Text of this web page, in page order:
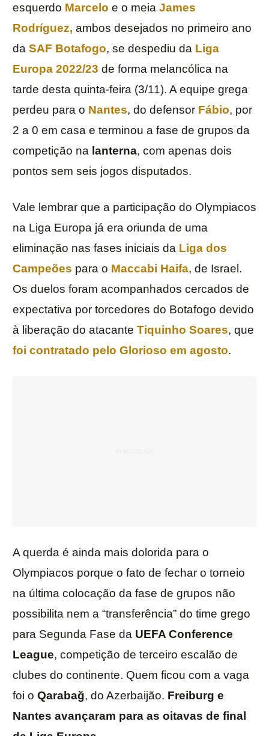
esquerdo Marcelo e o meia James
Rodríguez, ambos desejados no primeiro ano
da SAF Botafogo, se despediu da Liga
Europa 2022/23 de forma melancólica na
tarde desta quinta-feira (3/11). A equipe grega
perdeu para o Nantes, do defensor Fábio, por
2 a 0 em casa e terminou a fase de grupos da
competição na lanterna, com apenas dois
pontos sem seis jogos disputados.
Vale lembrar que a participação do Olympiacos
na Liga Europa já era oriunda de uma
eliminação nas fases iniciais da Liga dos
Campeões para o Maccabi Haifa, de Israel.
Os duelos foram acompanhados cercados de
expectativa por torcedores do Botafogo devido
à liberação do atacante Tiquinho Soares, que
foi contratado pelo Glorioso em agosto.
A querda é ainda mais dolorida para o
Olympiacos porque o fato de fechar o torneio
na última colocação da fase de grupos não
possibilita nem a “transferência” do time grego
para Segunda Fase da UEFA Conference
League, competição de terceiro escalão de
clubes do continente. Quem ficou com a vaga
foi o Qarabağ, do Azerbaijão. Freiburg e
Nantes avançaram para as oitavas de final